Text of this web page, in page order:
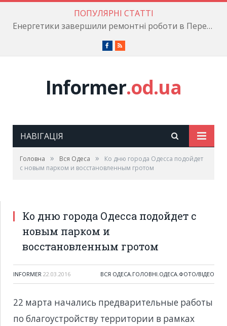
ПОПУЛЯРНІ СТАТТІ
Енергетики завершили ремонтні роботи в Пересипському районі
Facebook
RSS
Informer.od.ua
НАВІГАЦІЯ
Головна » Вся Одеса »
Ко дню города Одесса подойдет
с новым парком и восстановленным гротом
Ко дню города Одесса подойдет с
новым парком и
восстановленным гротом
INFORMER 22.03.2016 ВСЯ ОДЕСА,ГОЛОВНІ,ОДЕСА,ФОТО/ВІДЕО
22 марта начались предварительные работы
по благоустройству территории в рамках